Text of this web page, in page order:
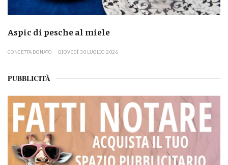
Aspic di pesche al miele
CONCETTA DONATO GIOVEDÌ 30 LUGLIO 2026
PUBBLICITÀ